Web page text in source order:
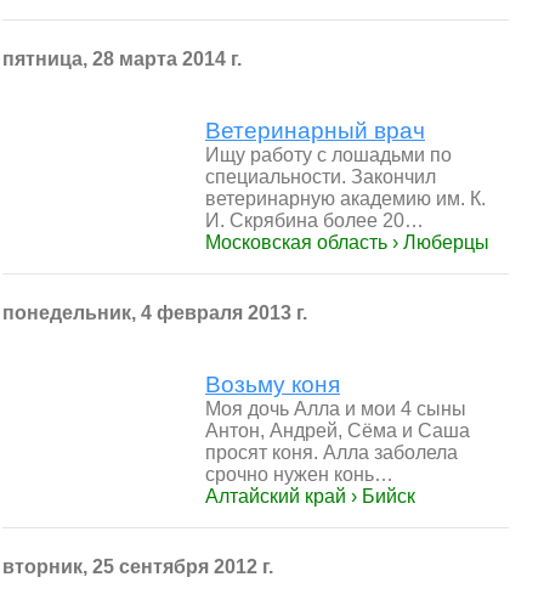
пятница, 28 марта 2014 г.
Ветеринарный врач
Ищу работу с лошадьми по
специальности. Закончил
ветеринарную академию им. К.
И. Скрябина более 20…
Московская область › Люберцы
понедельник, 4 февраля 2013 г.
Возьму коня
Моя дочь Алла и мои 4 сыны
Антон, Андрей, Сёма и Саша
просят коня. Алла заболела
срочно нужен конь…
Алтайский край › Бийск
вторник, 25 сентября 2012 г.